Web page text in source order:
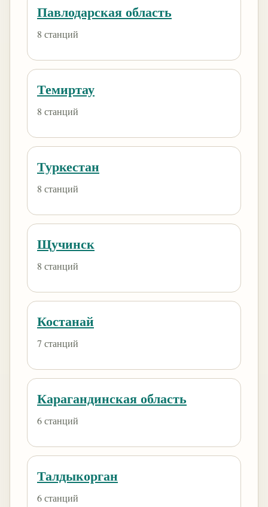
Павлодарская область
8 станций
Темиртау
8 станций
Туркестан
8 станций
Щучинск
8 станций
Костанай
7 станций
Карагандинская область
6 станций
Талдыкорган
6 станций